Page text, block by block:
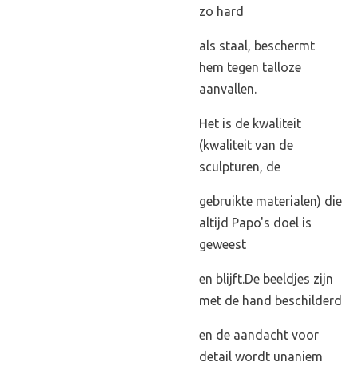
zo hard
als staal, beschermt
hem tegen talloze
aanvallen.
Het is de kwaliteit
(kwaliteit van de
sculpturen, de
gebruikte materialen) die
altijd Papo's doel is
geweest
en blijft.De beeldjes zijn
met de hand beschilderd
en de aandacht voor
detail wordt unaniem